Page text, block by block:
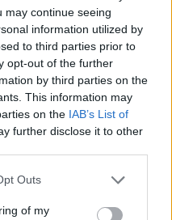
may continue seeing
information utilized by
to third parties prior to
opt-out of the further
by third parties on the
This information may
on the IAB’s List of
further disclose it to other
uses one or more Google
You may click to
Outs
of my